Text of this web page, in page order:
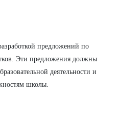
предложений по
Эти предложения должны
деятельности и
школы.